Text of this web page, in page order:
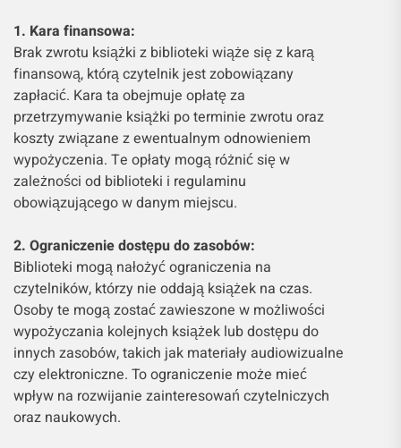
1. Kara finansowa:
Brak zwrotu książki z biblioteki wiąże się z karą
finansową, którą czytelnik jest zobowiązany
zapłacić. Kara ta obejmuje opłatę za
przetrzymywanie książki po terminie zwrotu oraz
koszty związane z ewentualnym odnowieniem
wypożyczenia. Te opłaty mogą różnić się w
zależności od biblioteki i regulaminu
obowiązującego w danym miejscu.
2. Ograniczenie dostępu do zasobów:
Biblioteki mogą nałożyć ograniczenia na
czytelników, którzy nie oddają książek na czas.
Osoby te mogą zostać zawieszone w możliwości
wypożyczania kolejnych książek lub dostępu do
innych zasobów, takich jak materiały audiowizualne
czy elektroniczne. To ograniczenie może mieć
wpływ na rozwijanie zainteresowań czytelniczych
oraz naukowych.